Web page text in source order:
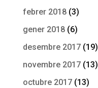
febrer 2018(3)
gener 2018(6)
desembre 2017(19)
novembre 2017(13)
octubre 2017(13)